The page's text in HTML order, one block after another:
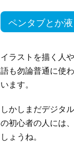
ペンタブとか
イラストを描く人
語も勿論普通に使
います。
しかしまだデジタ
の初心者の人には
しょうね。